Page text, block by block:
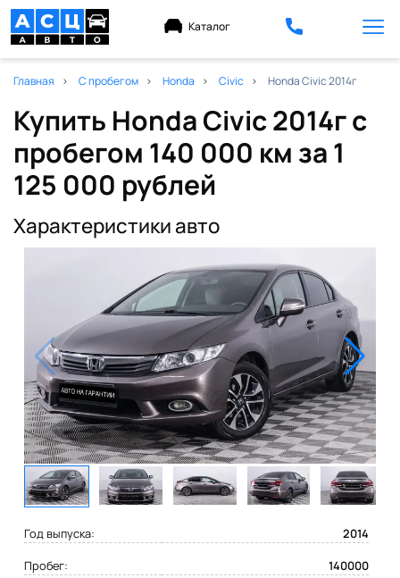
Каталог
Главная С пробегом Honda Civic Honda Civic 2014г
Купить Honda Civic 2014г с
пробегом 140 000 км за 1
125 000 рублей
Характеристики авто
Год выпуска:
2014
Пробег:
140000